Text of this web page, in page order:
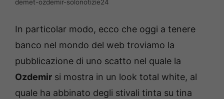
demet-ozdemir-solonotizie24
In particolar modo, ecco che oggi a tenere
banco nel mondo del web troviamo la
pubblicazione di uno scatto nel quale la
Ozdemir si mostra in un look total white, al
quale ha abbinato degli stivali tinta su tina